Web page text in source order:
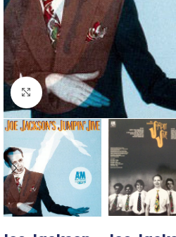
Click to enlarge